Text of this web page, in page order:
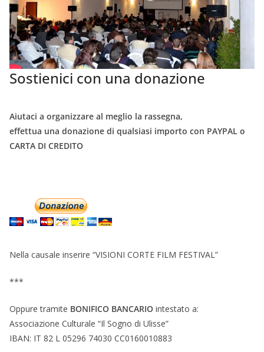
Sostienici con una donazione
Aiutaci a organizzare al meglio la rassegna,
effettua una donazione di qualsiasi importo con PAYPAL o
CARTA DI CREDITO
Nella causale inserire “VISIONI CORTE FILM FESTIVAL”
***
Oppure tramite BONIFICO BANCARIO intestato a:
Associazione Culturale “Il Sogno di Ulisse”
IBAN: IT 82 L 05296 74030 CC0160010883